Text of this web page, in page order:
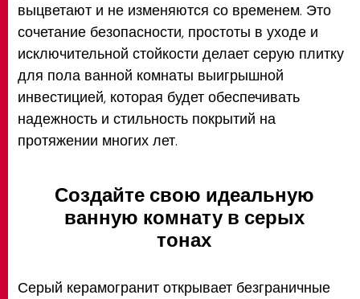
выцветают и не изменяются со временем. Это
сочетание безопасности, простоты в уходе и
исключительной стойкости делает серую плитку
для пола ванной комнаты выигрышной
инвестицией, которая будет обеспечивать
надежность и стильность покрытий на
протяжении многих лет.
Создайте свою идеальную
ванную комнату в серых
тонах
Серый керамогранит открывает безграничные